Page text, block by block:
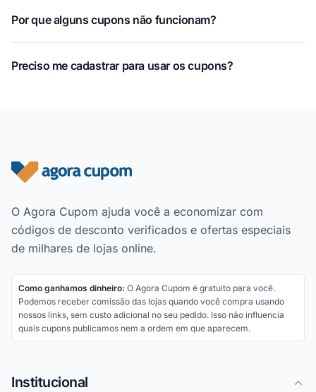
Por que alguns cupons não funcionam?
Preciso me cadastrar para usar os cupons?
Rodapé do site
O Agora Cupom ajuda você a economizar com
códigos de desconto verificados e ofertas especiais
de milhares de lojas online.
Como ganhamos dinheiro: O Agora Cupom é gratuito para você.
Podemos receber comissão das lojas quando você compra usando
nossos links, sem custo adicional no seu pedido. Isso não influencia
quais cupons publicamos nem a ordem em que aparecem.
Institucional